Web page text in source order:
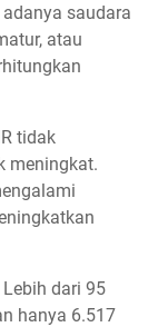
saudara
atau
tidak
meningkat.
dari 95
hanya 6.517